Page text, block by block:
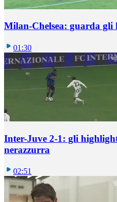
Milan-Chelsea: guarda gli
01:30
Inter-Juve 2-1: gli
nerazzurra
02:51